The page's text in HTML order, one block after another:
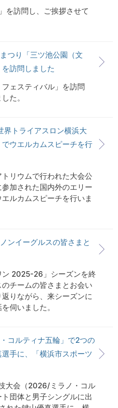
を訪問し、ご挨拶させて
つり「三ツ池公園（文
訪問しました
フェスティバル」を訪問
た。
トライアスロン横浜大
ウエルカムスピーチを行
リウムで行われた大会公
加された国内外のエリー
ルカムスピーチを行いま
ンイーグルスの皆さまと
ン 2025-26」シーズンを終
チームの皆さまとお会い
りながら、来シーズンに
伺いました。
コルティナ五輪」で2つの
手に、「横浜市スポーツ
大会（2026/ミラノ・コル
団体と男子シングルに出